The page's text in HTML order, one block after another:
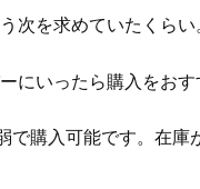
次を求めていたくらい
にいったら購入をおす
で購入可能です。在庫